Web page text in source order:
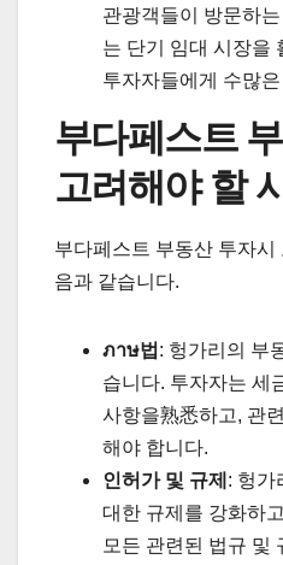
관광객들이 방문하
는 단기 임대 시장을
투자자들에게 수많
부다페스트
고려해야 할
부다페스트 부동산 투자
음과 같습니다.
ภาษ법 : 헝가리의 부
습니다. 투자자는 세
사항을熟悉하고, 관
해야 합니다.
인허가 및 규제 : 헝가
대한 규제를 강화하
모든 관련된 법규 및